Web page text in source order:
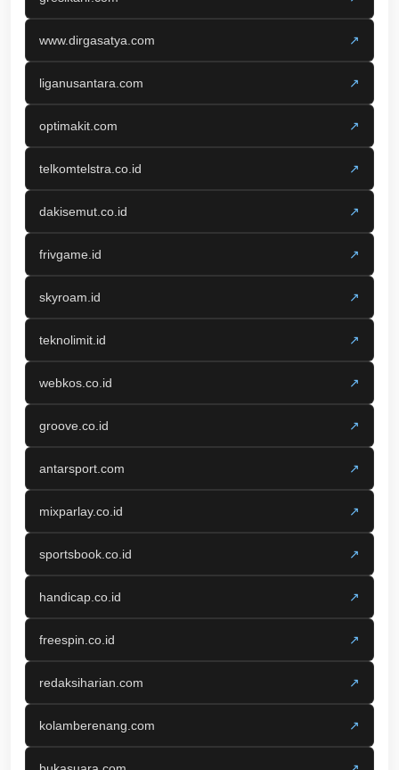
www.dirgasatya.com ↗
liganusantara.com ↗
optimakit.com ↗
telkomtelstra.co.id ↗
dakisemut.co.id ↗
frivgame.id ↗
skyroam.id ↗
teknolimit.id ↗
webkos.co.id ↗
groove.co.id ↗
antarsport.com ↗
mixparlay.co.id ↗
sportsbook.co.id ↗
handicap.co.id ↗
freespin.co.id ↗
redaksiharian.com ↗
kolamberenang.com ↗